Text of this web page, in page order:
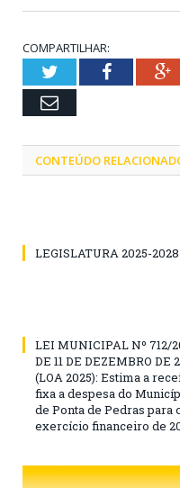
COMPARTILHAR:
TwitterFacebook
Email
CONTEÚDO
LEGISLATURA 2025-2028
LEI MUNICIPAL Nº 712/
DE 11 DE DEZEMBRO DE
(LOA 2025): Estima a
fixa a despesa do
de Ponta de Pedras para
exercício financeiro de